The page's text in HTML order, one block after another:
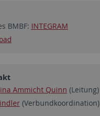
BMBF: INTEGRAM
Ammicht Quinn (Leitung)
(Verbundkoordination)